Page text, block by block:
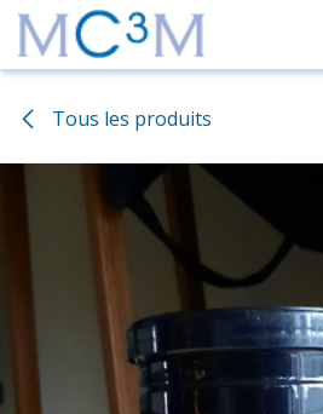
Se rendre au contenu
Tous les produits